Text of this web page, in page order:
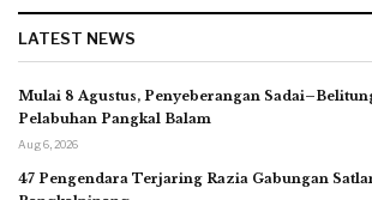
LATEST NEWS
Mulai 8 Agustus, Penyeberangan
Pelabuhan Pangkal Balam
Aug 6, 2026
47 Pengendara Terjaring Razia Gabungan